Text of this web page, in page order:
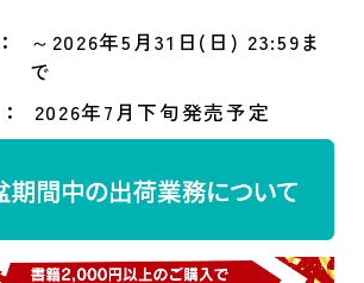
～2026年5月31日(日) 23:59ま
で
2026年7月下旬発売予定